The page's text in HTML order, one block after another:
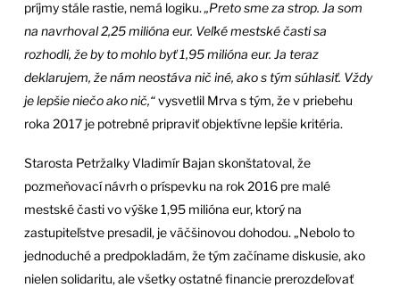
príjmy stále rastie, nemá logiku. „Preto sme za strop. Ja som
na navrhoval 2,25 milióna eur. Veľké mestské časti sa
rozhodli, že by to mohlo byť 1,95 milióna eur. Ja teraz
deklarujem, že nám neostáva nič iné, ako s tým súhlasiť. Vždy
je lepšie niečo ako nič,“vysvetlil Mrva s tým, že v priebehu
roka 2017 je potrebné pripraviť objektívne lepšie kritéria.
Starosta Petržalky Vladimír Bajan skonštatoval, že
pozmeňovací návrh o príspevku na rok 2016 pre malé
mestské časti vo výške 1,95 milióna eur, ktorý na
zastupiteľstve presadil, je väčšinovou dohodou. „Nebolo to
jednoduché a predpokladám, že tým začíname diskusie, ako
nielen solidaritu, ale všetky ostatné financie prerozdeľovať